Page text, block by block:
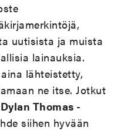
uutisista ja muista
lainauksia.
lähteistetty,
ne itse. Jotkut
Dylan Thomas -
siihen hyvään